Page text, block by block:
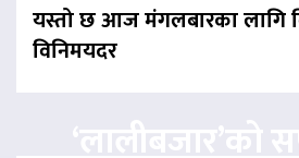
यस्तो छ आज मंगलबारका लागि
विनिमयदर